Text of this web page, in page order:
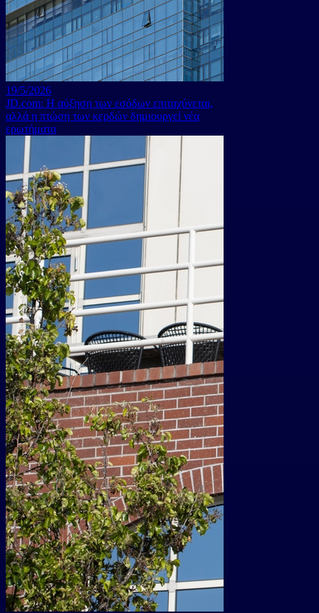
19/5/2026
JD.com: Η αύξηση των εσόδων επιταχύνεται,
αλλά η πτώση των κερδών δημιουργεί νέα
ερωτήματα